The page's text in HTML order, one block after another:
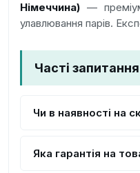
Німеччина) —
улавлювання парів.
Часті запитання
Чи в наявності на
Яка гарантія на